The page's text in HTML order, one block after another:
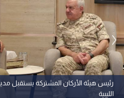
رئيس هيئة الأركان المشتركة يستقبل
الليبية